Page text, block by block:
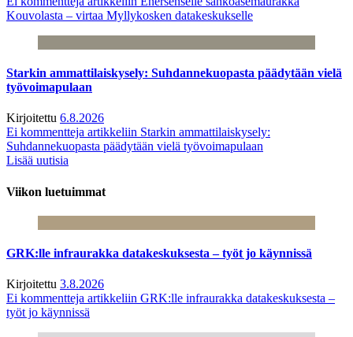
Kouvolasta – virtaa Myllykosken datakeskukselle
Starkin ammattilaiskysely: Suhdannekuopasta päädytään vielä
työvoimapulaan
Kirjoitettu 6.8.2026
Ei kommentteja artikkeliin Starkin ammattilaiskysely:
Suhdannekuopasta päädytään vielä työvoimapulaan
Lisää uutisia
Viikon luetuimmat
GRK:lle infraurakka datakeskuksesta – työt jo käynnissä
Kirjoitettu 3.8.2026
Ei kommentteja artikkeliin GRK:lle infraurakka datakeskuksesta –
työt jo käynnissä